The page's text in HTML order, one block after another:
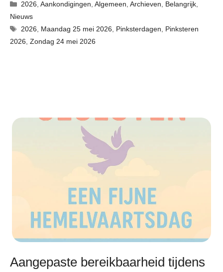
Categorieën
2026 ,Aankondigingen ,Algemeen ,Archieven Belangrijk
Nieuws
Tags
2026 Maandag 25 mei 2026 Pinksterdagen
Pinksteren
2026 Zondag 24 mei 2026
Aangepaste bereikbaarheid tijdens